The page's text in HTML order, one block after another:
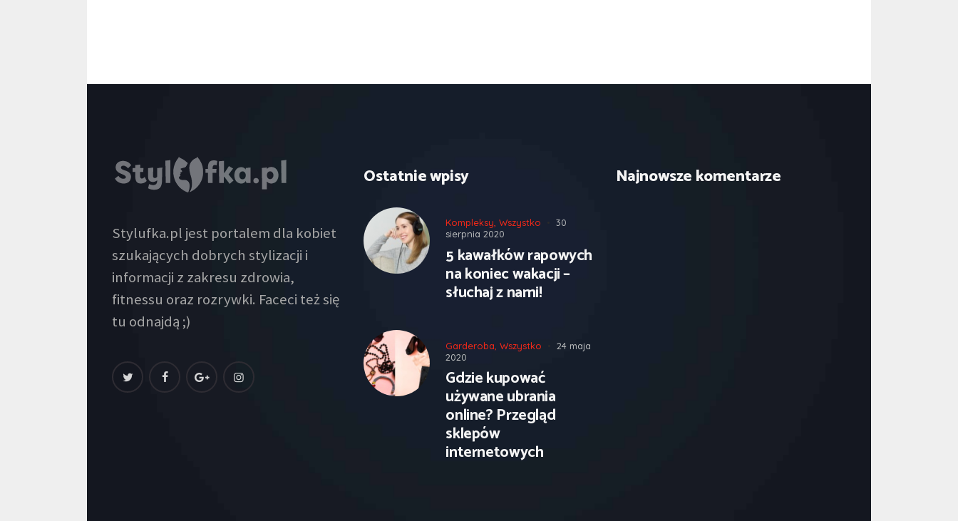
Stylufka.pl jest portalem dla kobiet
szukających dobrych stylizacji i
informacji z zakresu zdrowia,
fitnessu oraz rozrywki. Faceci też się
tu odnajdą ;)
Ostatnie wpisy
Kompleksy,Wszystko
30
sierpnia 2020
5 kawałków rapowych
na koniec wakacji –
słuchaj z nami!
Garderoba ,Wszystko
24 maja
2020
Gdzie kupować
używane ubrania
online? Przegląd
sklepów
internetowych
Najnowsze komentarze